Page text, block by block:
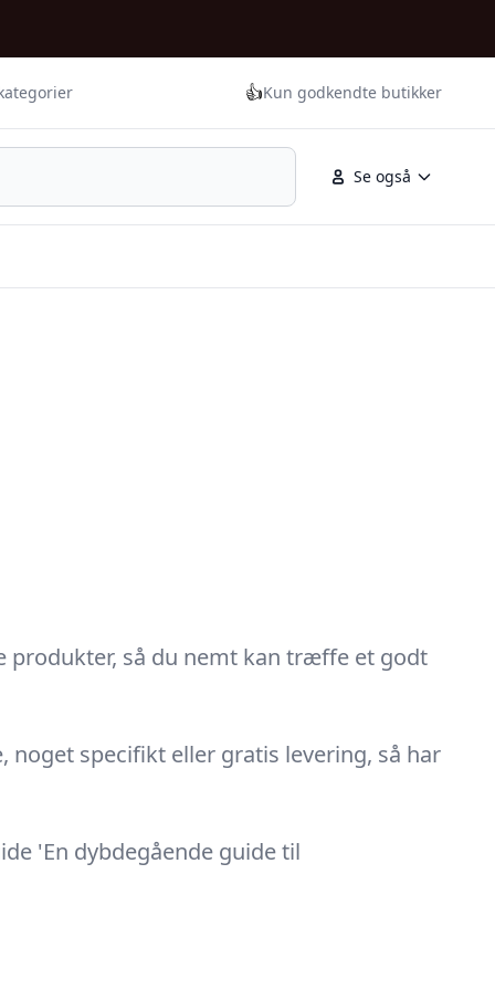
👍Kun godkendte butikker
Se også
produkter, så du nemt kan træffe et godt
specifikt eller gratis levering, så har
'En dybdegående guide til